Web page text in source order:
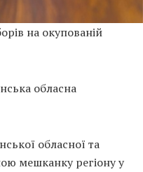
на окупованій
обласна
обласної та
мешканку регіону у